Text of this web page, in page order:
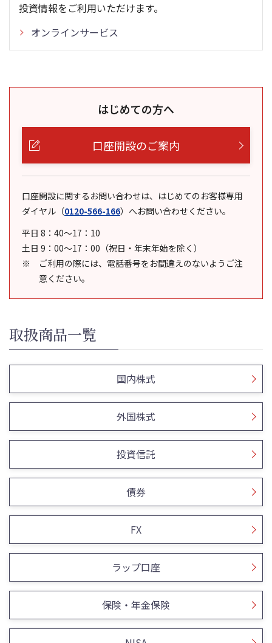
投資情報をご利用いただけます。
オンラインサービス
はじめての方へ
口座開設のご案内
口座開設に関するお問い合わせは、はじめてのお客様専用
ダイヤル （0120-566-166） へお問い合わせください。
平日 8：40～17：10
土日 9：00～17：00（祝日・年末年始を除く）
ご利用の際には、電話番号をお間違えのないようご注
意ください。
取扱商品一覧
国内株式
外国株式
投資信託
債券
FX
ラップ口座
保険・年金保険